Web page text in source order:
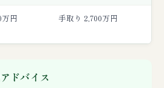
円 手取り 2,700万円
ドバイス